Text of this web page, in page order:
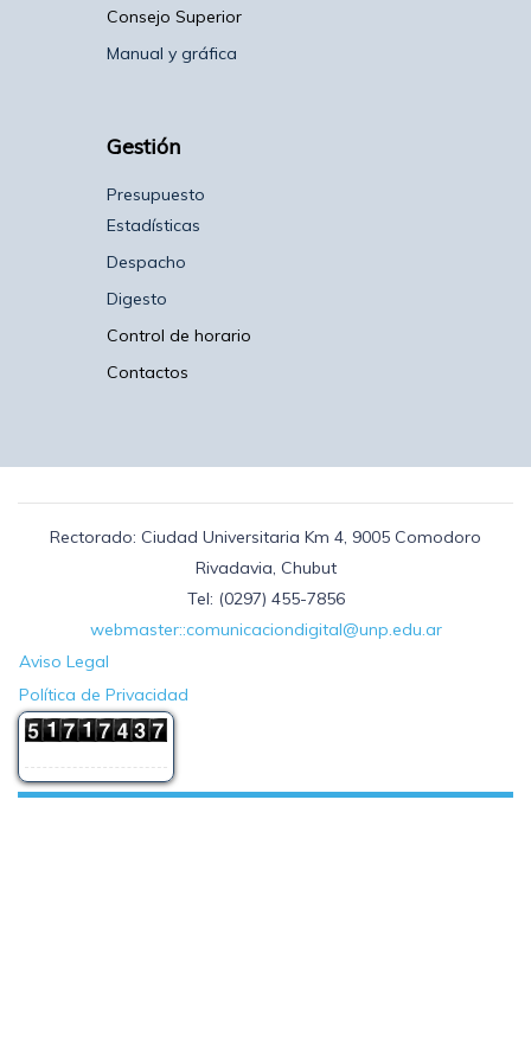
Consejo Superior
Manual y gráfica
Gestión
Presupuesto
Estadísticas
Despacho
Digesto
Control de horario
Contactos
Rectorado: Ciudad Universitaria Km 4, 9005 Comodoro
Rivadavia, Chubut
Tel: (0297) 455-7856
webmaster::comunicaciondigital@unp.edu.ar
Aviso Legal
Política de Privacidad